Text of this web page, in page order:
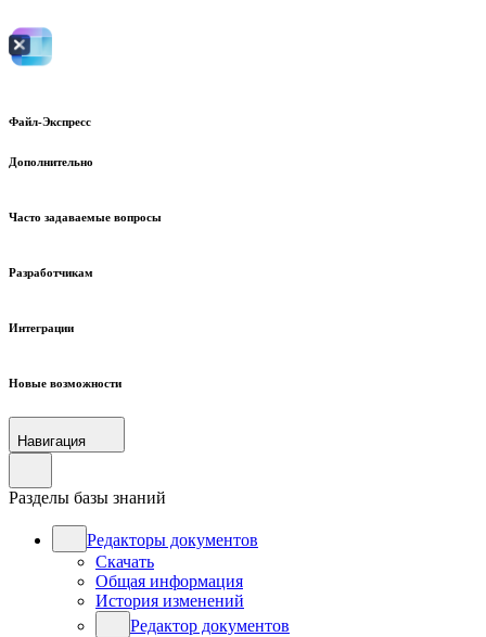
Файл-Экспресс
Дополнительно
Часто задаваемые вопросы
Разработчикам
Интеграции
Новые возможности
Навигация
Разделы базы знаний
Редакторы документов
Скачать
Общая информация
История изменений
Редактор документов